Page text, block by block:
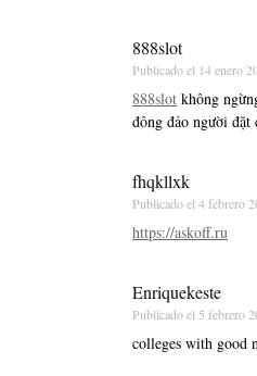
888slot
Publicado el 14 enero
888slot không
đông đảo người
fhqkllxk
Publicado el4 febrero
https://askoff.ru
Enriquekeste
Publicado el5 febrero
colleges with good